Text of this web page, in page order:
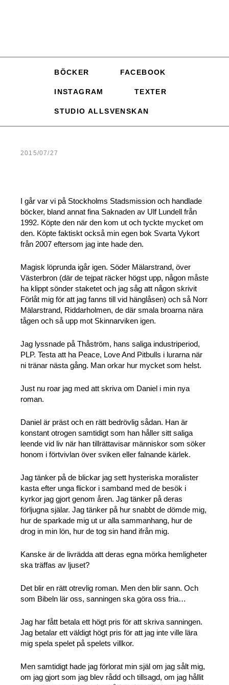
BÖCKER FACEBOOK
INSTAGRAM TEXTER
STUDIO ALLSVENSKAN
2015/07/27
I går var vi på Stockholms Stadsmission och handlade
böcker, bland annat fina Saknaden av Ulf Lundell från
1992. Köpte den när den kom ut och tyckte mycket om
den. Köpte faktiskt också min egen bok Svarta Vykort
från 2007 eftersom jag inte hade den.
Magisk löprunda igår igen. Söder Mälarstrand, över
Västerbron (där de tejpat räcker högst upp, någon måste
ha klippt sönder staketet och jag såg att någon skrivit
Förlåt mig för att jag fanns till vid hänglåsen) och så Norr
Mälarstrand, Riddarholmen, de där smala broarna nära
tågen och så upp mot Skinnarviken igen.
Jag lyssnade på Thåström, hans saliga industriperiod,
PLP. Testa att ha Peace, Love And Pitbulls i lurarna när
ni tränar nästa gång. Man orkar hur mycket som helst.
Just nu roar jag med att skriva om Daniel i min nya
roman.
Daniel är präst och en rätt bedrövlig sådan. Han är
konstant otrogen samtidigt som han håller sitt saliga
leende vid liv när han tillrättavisar människor som söker
honom i förtvivlan över sviken eller falnande kärlek.
Jag tänker på de blickar jag sett hysteriska moralister
kasta efter unga flickor i samband med de besök i
kyrkor jag gjort genom åren. Jag tänker på deras
förljugna själar. Jag tänker på hur snabbt de dömde mig,
hur de sparkade mig ut ur alla sammanhang, hur de
drog in min lön, hur de tog sin hand ifrån mig.
Kanske är de livrädda att deras egna mörka hemligheter
ska träffas av ljuset?
Det blir en rätt otrevlig roman. Men den blir sann. Och
som Bibeln lär oss, sanningen ska göra oss fria…
Jag har fått betala ett högt pris för att skriva sanningen.
Jag betalar ett väldigt högt pris för att jag inte ville lära
mig spela spelet på spelets villkor.
Men samtidigt hade jag förlorat min själ om jag sålt mig,
om jag gjort som jag blev rådd och tillsagd, om jag hållit